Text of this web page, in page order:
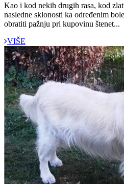
Kao i kod nekih drugih rasa, kod
nasledne sklonosti ka određenim
obratiti pažnju pri kupovinu štenet...
VIŠE